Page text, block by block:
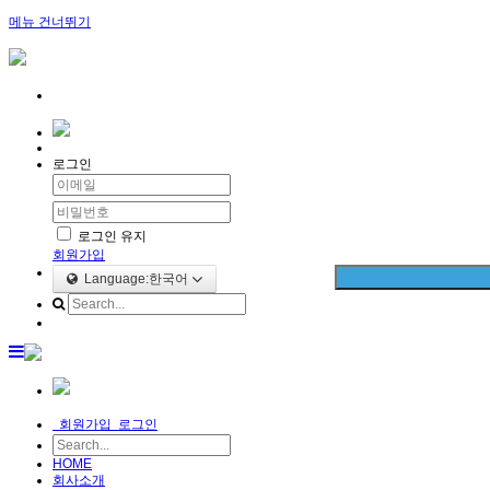
메뉴 건너뛰기
로그인
로그인 유지
회원가입
Language:한국어
회원가입 로그인
HOME
회사소개